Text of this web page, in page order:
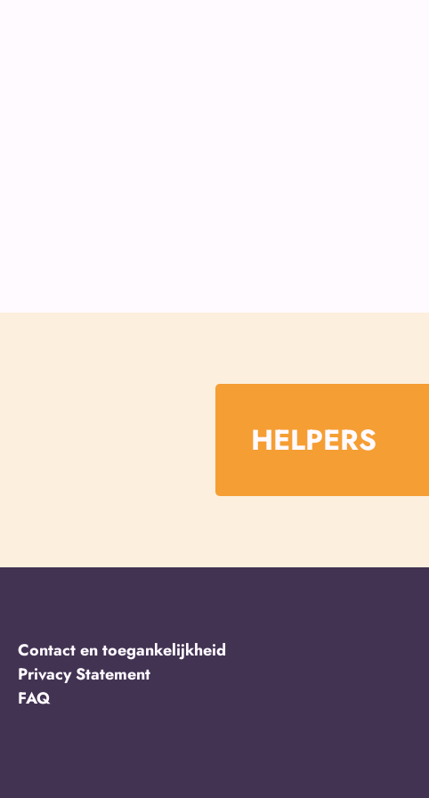
HELPERS
Contact en toegankelijkheid
Privacy Statement
FAQ